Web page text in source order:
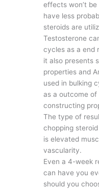
effects won’t
have less
steroids are
Testosterone
cycles as a end
it also presents
properties and
used in bulking
as a outcome of
constructing
The type of
chopping
is elevated
vascularity.
Even a 4-week
can have you
should you